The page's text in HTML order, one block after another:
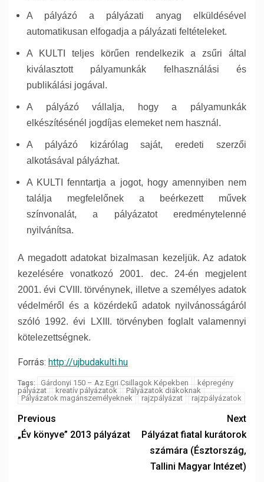
A pályázó a pályázati anyag elküldésével
automatikusan elfogadja a pályázati feltételeket.
A KULTI teljes körűen rendelkezik a zsűri által
kiválasztott pályamunkák felhasználási és
publikálási jogával.
A pályázó vállalja, hogy a pályamunkák
elkészítésénél jogdíjas elemeket nem használ.
A pályázó kizárólag saját, eredeti szerzői
alkotásával pályázhat.
A KULTI fenntartja a jogot, hogy amennyiben nem
találja megfelelőnek a beérkezett művek
színvonalát, a pályázatot eredménytelenné
nyilvánítsa.
A megadott adatokat bizalmasan kezeljük. Az adatok
kezelésére vonatkozó 2001. dec. 24-én megjelent
2001. évi CVIII. törvénynek, illetve a személyes adatok
védelméről és a közérdekű adatok nyilvánosságáról
szóló 1992. évi LXIII. törvényben foglalt valamennyi
kötelezettségnek.
Forrás: http://ujbudakulti.hu
Tags: Gárdonyi 150 – Az Egri Csillagok Képekben
képregény
pályázat
kreatív pályázatok
Pályázatok diákoknak
Pályázatok magánszemélyeknek
rajzpályázat rajzpályázatok
Previous
„Év könyve” 2013 pályázat
Next
Pályázat fiatal kurátorok
számára (Észtország,
Tallini Magyar Intézet)